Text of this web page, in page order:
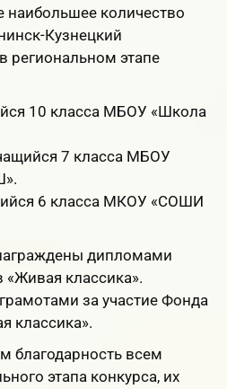
наибольшее количество
Кузнецкий
региональном этапе
10 класса МБОУ «Школа
7 класса МБОУ
6 класса МКОУ «СОШИ
дипломами
«Живая классика».
за участие Фонда
классика».
благодарность всем
этапа конкурса, их